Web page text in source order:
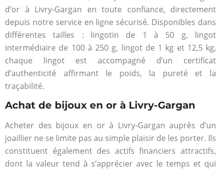
d’or à Livry-Gargan en toute confiance, directement
depuis notre service en ligne sécurisé. Disponibles dans
différentes tailles : lingotin de 1 à 50 g, lingot
intermédiaire de 100 à 250 g, lingot de 1 kg et 12,5 kg,
chaque lingot est accompagné d’un certificat
d’authenticité affirmant le poids, la pureté et la
traçabilité.
Achat de bijoux en or à Livry-Gargan
Acheter des bijoux en or à Livry-Gargan auprès d’un
joaillier ne se limite pas au simple plaisir de les porter. Ils
constituent également des actifs financiers attractifs,
dont la valeur tend à s’apprécier avec le temps et qui